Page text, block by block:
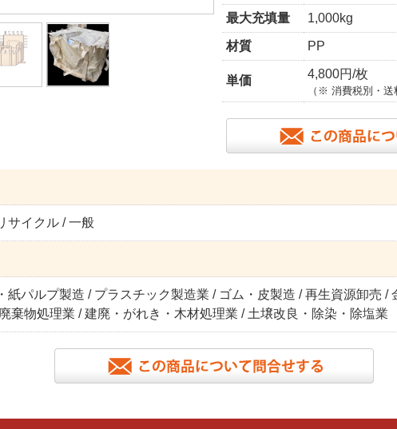
最大充填量 1,000kg
材質 PP
単価 4,800円/枚
（※ 消費税別・送
サイクル / 一般
紙パルプ製造 / プラスチック製造業 / ゴム・皮製造 / 再生資源卸売 /
棄物処理業 / 建廃・がれき・木材処理業 / 土壌改良・除染・除塩業